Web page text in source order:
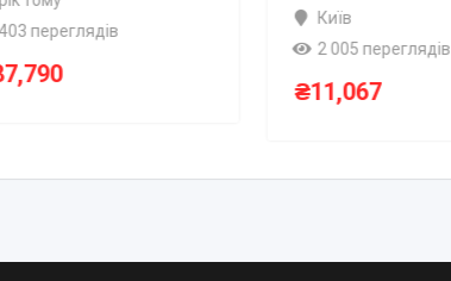
переглядів
Київ
2 005 переглядів
₴11,067